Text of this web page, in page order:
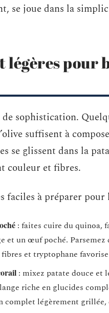
se joue dans la
légères pour
de sophistication.
suffisent à
se glissent dans la
couleur et fibres.
faciles à préparer pour
: faites cuire du quinoa,
et un œuf poché. Parsemez
et tryptophane
: mixez patate douce et
riche en glucides
complet légèrement